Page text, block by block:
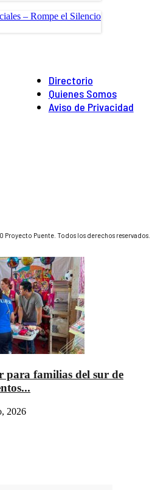
– Rompe el Silencio
Directorio
Quienes Somos
Aviso de Privacidad
Proyecto Puente. Todos los derechos reservados.
para familias del sur de
2026